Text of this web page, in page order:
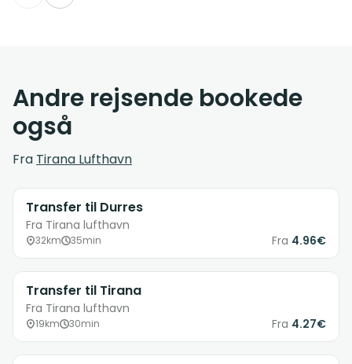
Andre rejsende bookede
også
Fra Tirana Lufthavn
Transfer til Durres
Fra Tirana lufthavn
32km 35min Fra 4.96€
Transfer til Tirana
Fra Tirana lufthavn
19km 30min Fra 4.27€